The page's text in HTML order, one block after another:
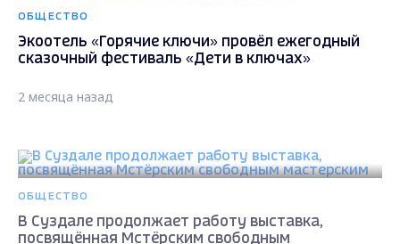
ОБЩЕСТВО
Экоотель «Горячие ключи» провёл ежегодный
сказочный фестиваль «Дети в ключах»
2 месяца назад
ОБЩЕСТВО
В Суздале продолжает работу выставка,
посвящённая Мстёрским свободным